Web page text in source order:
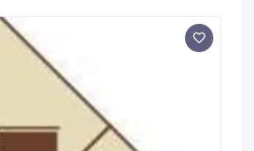
европейского нового и б/у
всему миру.